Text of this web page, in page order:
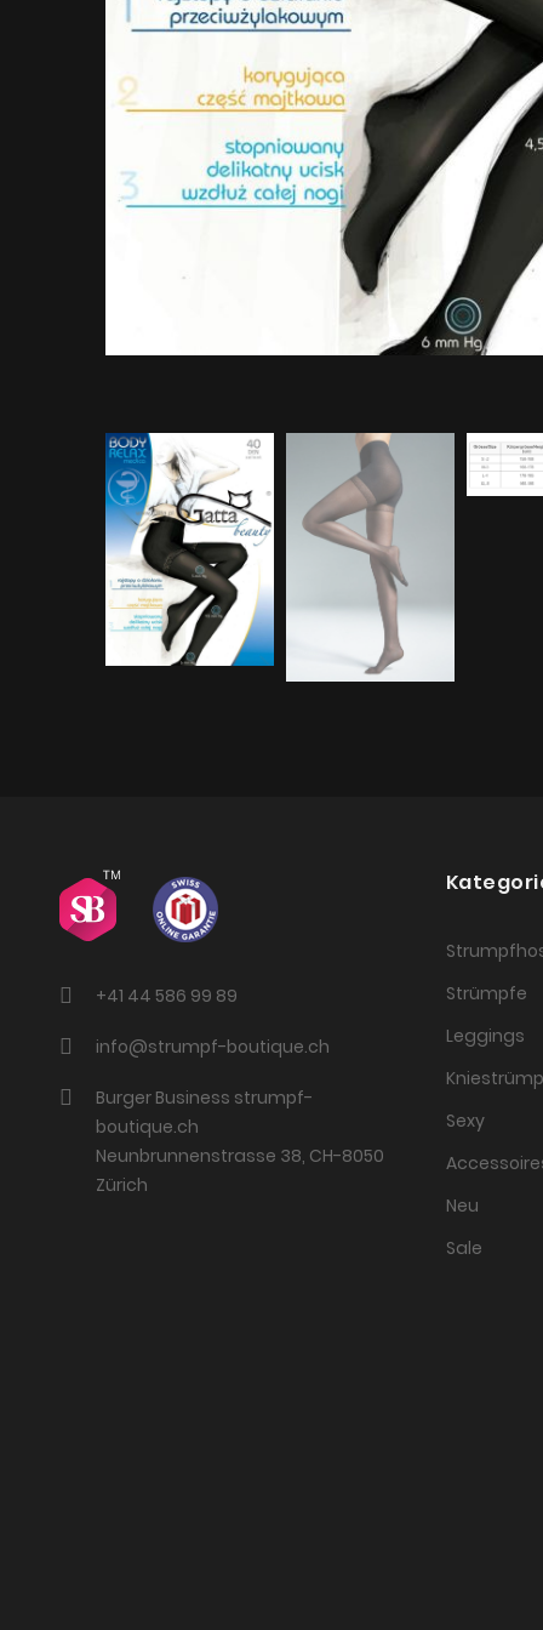
+41 44 586 99 89
info@strumpf-boutique.ch
Burger Business strumpf-
boutique.ch
Neunbrunnenstrasse 38, CH-8050
Zürich
Strümpfe
Leggings
Sexy
Neu
Sale